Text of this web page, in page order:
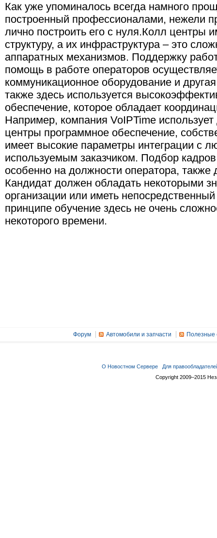
Как уже упоминалось всегда намного
построенный профессионалами, нежели
лично построить его с нуля.Колл центры
структуру, а их инфраструктура – это
аппаратных механизмов. Поддержку
помощь в работе операторов
коммуникационное оборудование и
также здесь используется
обеспечение, которое обладает
Например, компания VoIPTime
центры программное обеспечение,
имеет высокие параметры интеграции с
используемым заказчиком. Подбор
особенно на должности оператора, также
Кандидат должен обладать некоторыми
организации или иметь
принципе обучение здесь не очень
некоторого времени.
Форум Автомобили и запчасти Полезные
О Новостном Сервере
Для
Copyright 2009–2015